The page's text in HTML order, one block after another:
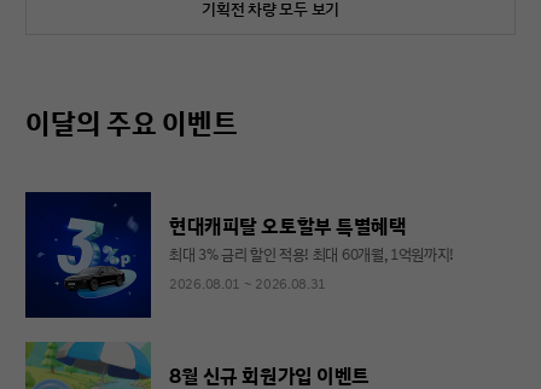
기획전 차량 모두 보기
이달의 주요 이벤트
현대캐피탈 오토할부 특별혜택
최대 3% 금리 할인 적용! 최대 60개월, 1억원까지!
2026.08.01 ~ 2026.08.31
8월 신규 회원가입 이벤트